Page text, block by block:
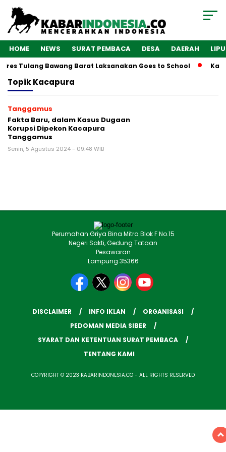
HOME NEWS SURAT PEMBACA DESA DAERAH
Tulang Bawang Barat Laksanakan Goes to School
TopikKacapura
Tanggamus
Fakta Baru, dalam Kasus Dugaan
Korupsi Dipekon Kacapura
Tanggamus
Senin, 5 Agustus 2024 - 09:48 WIB
Perumahan Griya Bina Mitra Blok F No.15
Negeri Sakti, Gedung Tataan
Pesawaran
Lampung 35366
DISCLAIMER INFO IKLAN
ORGANISASI
PEDOMAN MEDIA SIBER
SYARAT DAN KETENTUAN SURAT PEMBACA
TENTANG KAMI
COPYRIGHT © 2023 KABARINDONESIA.CO - ALL RIGHTS RESERVED